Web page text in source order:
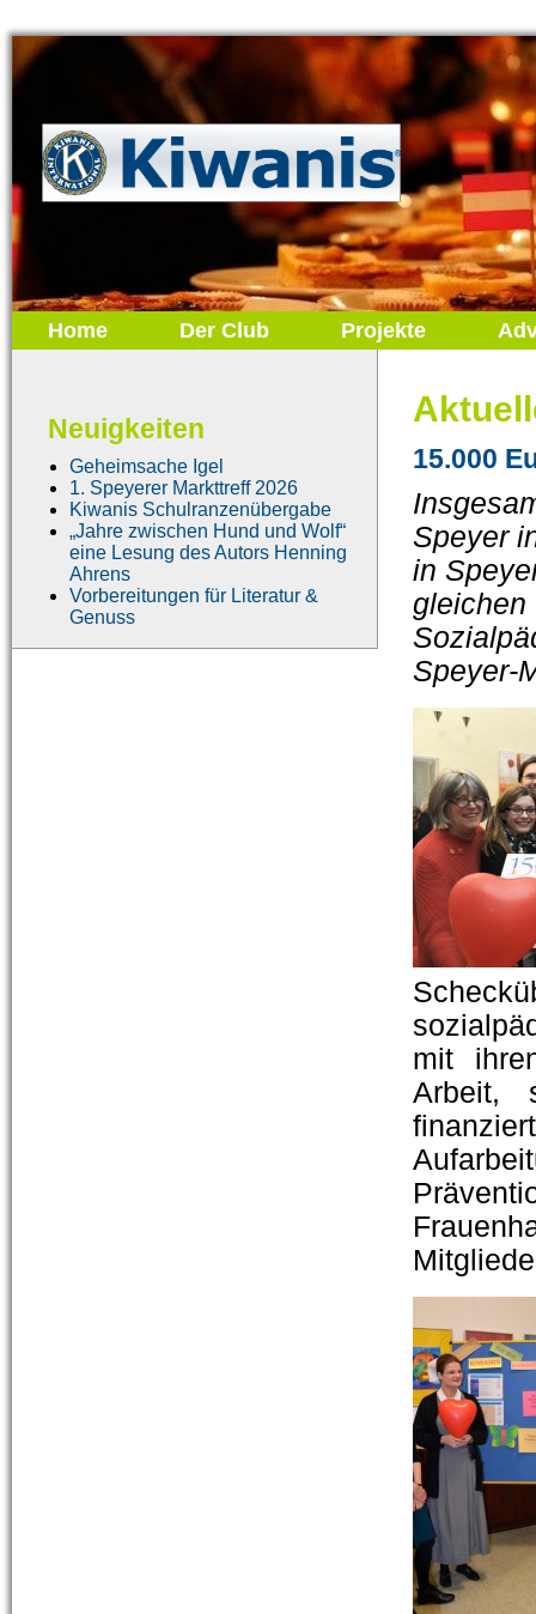
Home Der Club Projekte
Neuigkeiten
Geheimsache Igel
1. Speyerer Markttreff 2026
Kiwanis Schulranzenübergabe
„Jahre zwischen Hund und Wolf“
eine Lesung des Autors Henning
Ahrens
Vorbereitungen für Literatur &
Genuss
15.000
Speyer
in
gleichen
Speyer-
mit
Arbeit,